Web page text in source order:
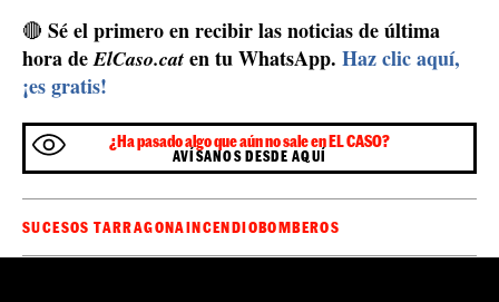
🔴 Sé el primero en recibir las noticias de última
hora deElCaso.cat en tu WhatsApp. Haz clic aquí,
¡es gratis!
¿Ha pasado algo que aún no sale en EL CASO?
AVÍSANOS DESDE AQUÍ
SUCESOS TARRAGONAINCENDIOBOMBEROS